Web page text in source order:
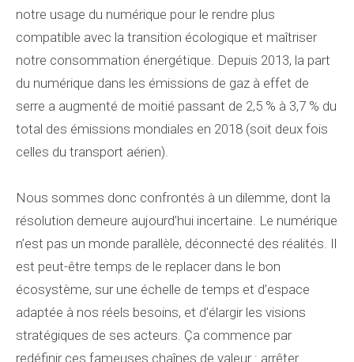
notre usage du numérique pour le rendre plus
compatible avec la transition écologique et maîtriser
notre consommation énergétique. Depuis 2013, la part
du numérique dans les émissions de gaz à effet de
serre a augmenté de moitié passant de 2,5 % à 3,7 % du
total des émissions mondiales en 2018 (soit deux fois
celles du transport aérien).
Nous sommes donc confrontés à un dilemme, dont la
résolution demeure aujourd’hui incertaine. Le numérique
n’est pas un monde parallèle, déconnecté des réalités. Il
est peut-être temps de le replacer dans le bon
écosystème, sur une échelle de temps et d’espace
adaptée à nos réels besoins, et d’élargir les visions
stratégiques de ses acteurs. Ça commence par
redéfinir ces fameuses chaînes de valeur : arrêter